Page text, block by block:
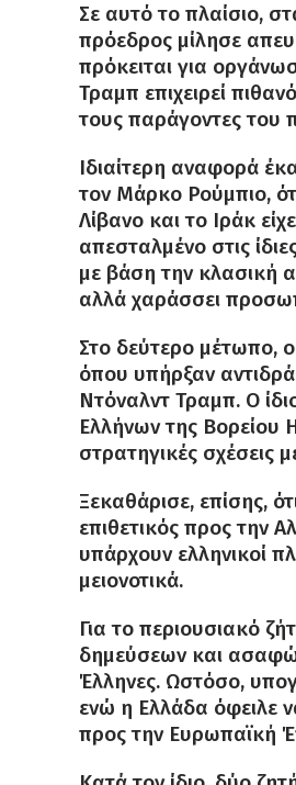
Σε αυτό το πλαίσιο,
πρόεδρος μίλησε
πρόκειται για
Τραμπ επιχειρεί
τους παράγοντες του
Ιδιαίτερη αναφορά
τον Μάρκο Ρούμπιο,
Λίβανο και το Ιράκ
απεσταλμένο στις
με βάση την κλασική
αλλά χαράσσει
Στο δεύτερο μέτωπο,
όπου υπήρξαν
Ντόναλντ Τραμπ. Ο
Ελλήνων της Βορείου
στρατηγικές σχέσεις
Ξεκαθάρισε, επίσης,
επιθετικός προς την
υπάρχουν ελληνικοί
μειονοτικά.
Για το περιουσιακό
δημεύσεων και
Έλληνες. Ωστόσο,
ενώ η Ελλάδα όφειλε
προς την Ευρωπαϊκή